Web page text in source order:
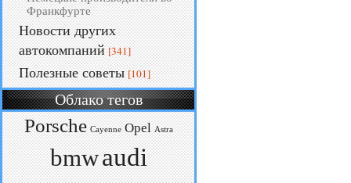
Франкфурте
Новости других
автокомпаний [341]
Полезные советы [101]
Облако тегов
Porsche Cayenne Opel Astra
bmwaudi